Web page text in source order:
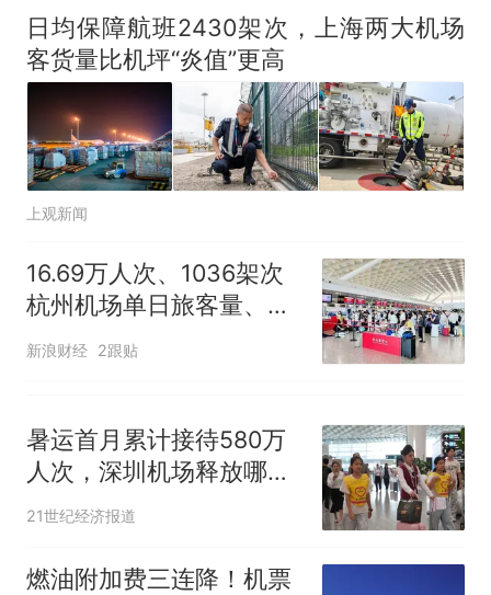
日均保障航班2430架次，上海两大机场
客货量比机坪“炎值”更高
上观新闻
16.69万人次、1036架次
杭州机场单日旅客量、航
班量双双破纪录
新浪财经 2跟贴
暑运首月累计接待580万
人次，深圳机场释放哪些
新信号？
21世纪经济报道
燃油附加费三连降！机票